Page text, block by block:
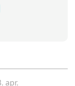
apr.